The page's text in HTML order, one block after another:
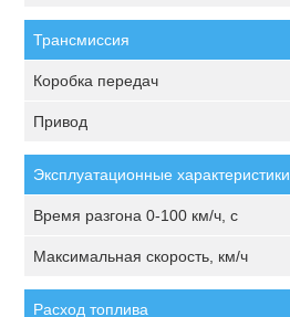
Трансмиссия
Коробка передач
Привод
Эксплуатационные характеристики
Время разгона 0-100 км/ч, с
Максимальная скорость, км/ч
Расход топлива